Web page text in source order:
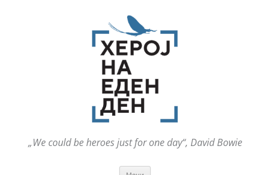
„We could be heroes just for one day“, David Bowie